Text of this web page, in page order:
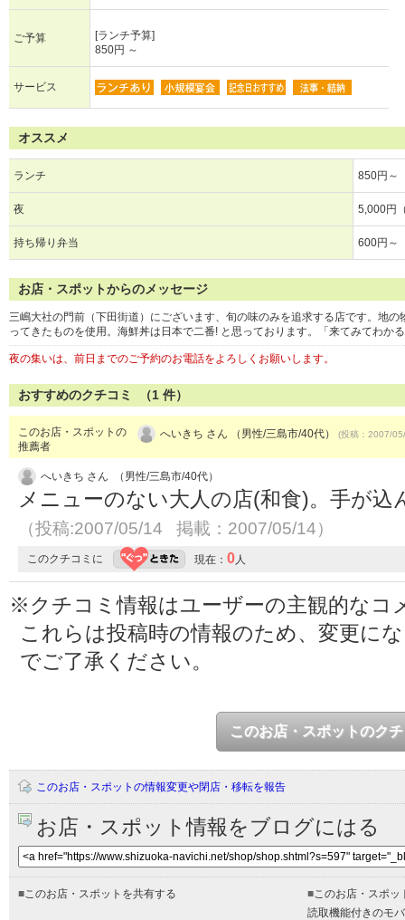
ご予算
[ランチ予算]
850円 ～
サービス
オススメ
ランチ 850円～
夜 5,000円
持ち帰り弁当 600円～
お店・スポットからのメッセージ
三嶋大社の門前（下田街道）にございます、旬の味のみを追求する店です。地
ってきたものを使用。海鮮丼は日本で二番! と思っております。「来てみてわか
夜の集いは、前日までのご予約のお電話をよろしくお願いします。
おすすめのクチコミ （1 件）
このお店・スポットの
推薦者
へいきち さん （男性/三島市/40代） (投稿：2007/
へいきち さん （男性/三島市/40代）
メニューのない大人の店(和食)。手が
（投稿:2007/05/14 掲載：2007/05/14）
このクチコミに 現在： 0人
※クチコミ情報はユーザーの主観的なコ
これらは投稿時の情報のため、変更に
でご了承ください。
このお店・スポットのク
このお店・スポットの情報変更や閉店・移転を報告
お店・スポット情報をブログにはる
■このお店・スポットを共有する ■このお店・スポッ
読取機能付きのモ